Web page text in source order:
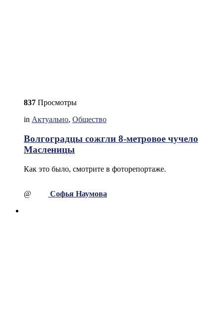
837 Просмотры
in Актуально, Общество
Волгоградцы сожгли 8-метровое чучело
Масленицы
Как это было, смотрите в фоторепортаже.
@ Софья Наумова